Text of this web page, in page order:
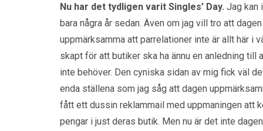
Nu har det tydligen varit Singles’ Day. Jag kan
bara några år sedan. Även om jag vill tro att
uppmärksamma att parrelationer inte är allt här i
skapt för att butiker ska ha ännu en anledning
inte behöver. Den cyniska sidan av mig fick väl
enda ställena som jag såg att dagen
fått ett dussin reklammail med uppmaningen att
pengar i just deras butik. Men nu är det inte